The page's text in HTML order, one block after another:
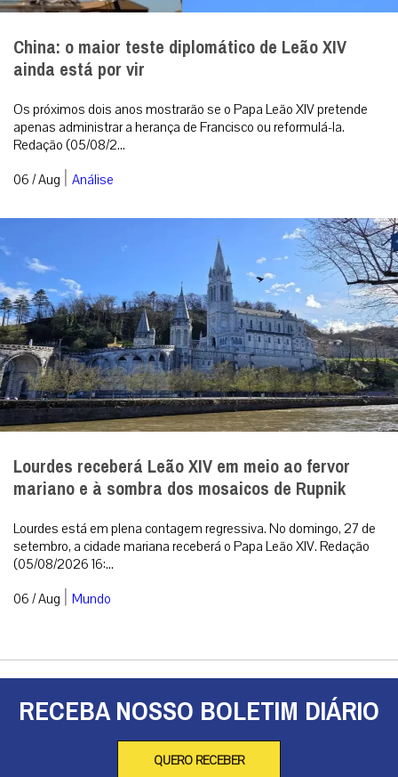
China: o maior teste diplomático de Leão XIV
ainda está por vir
Os próximos dois anos mostrarão se o Papa Leão XIV pretende
apenas administrar a herança de Francisco ou reformulá-la.
Redação (05/08/2...
06 / Aug | Análise
Lourdes receberá Leão XIV em meio ao fervor
mariano e à sombra dos mosaicos de Rupnik
Lourdes está em plena contagem regressiva. No domingo, 27 de
setembro, a cidade mariana receberá o Papa Leão XIV. Redação
(05/08/2026 16:...
06 / Aug | Mundo
RECEBA NOSSO BOLETIM DIÁRIO
QUERO RECEBER